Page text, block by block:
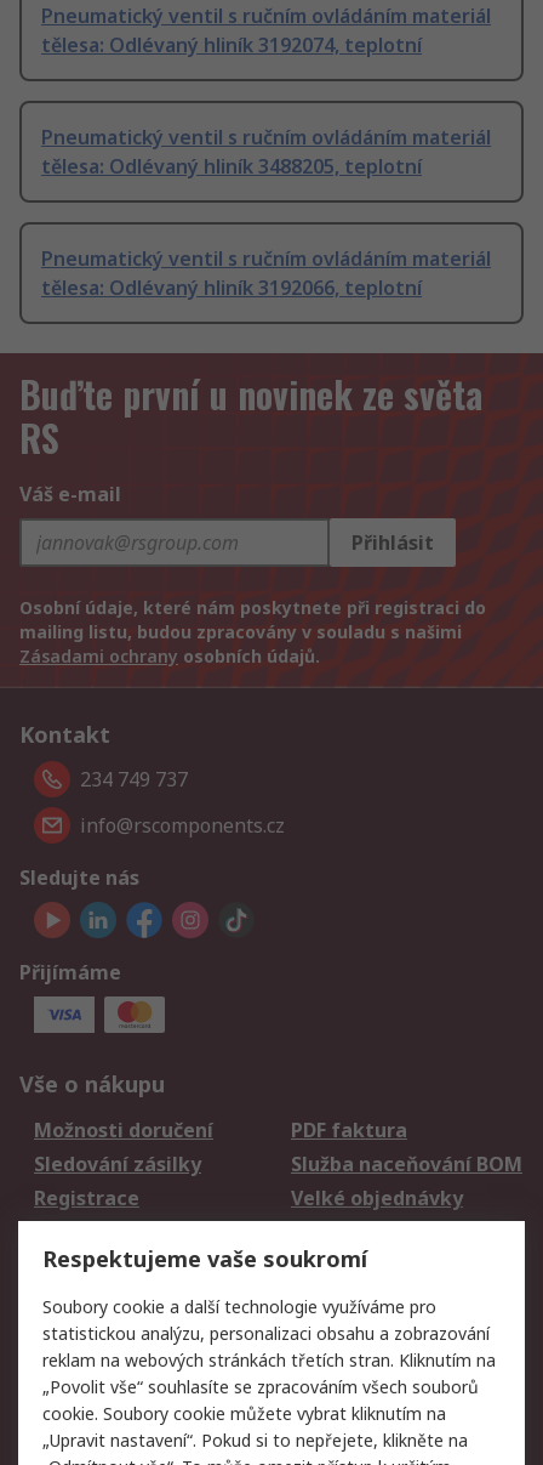
Pneumatický ventil s ručním ovládáním materiál
tělesa: Odlévaný hliník 3192074, teplotní
Pneumatický ventil s ručním ovládáním materiál
tělesa: Odlévaný hliník 3488205, teplotní
Pneumatický ventil s ručním ovládáním materiál
tělesa: Odlévaný hliník 3192066, teplotní
Buďte první u novinek ze světa
RS
Váš e-mail
Přihlásit
Osobní údaje, které nám poskytnete při registraci do
mailing listu, budou zpracovány v souladu s našimi
Zásadami ochrany osobních údajů.
Kontakt
234 749 737
info@rscomponents.cz
Sledujte nás
Přijímáme
Vše o nákupu
Možnosti doručení
PDF faktura
Sledování zásilky
Služba naceňování BOM
Registrace
Velké objednávky
Právní
Autorská práva
Obchodní podmínky
společnosti RS
Prohlášení o ochraně
údajů
Zabezpečení
elektronické pošty
Respektujeme vaše soukromí
Soubory cookie a další technologie využíváme pro
statistickou analýzu, personalizaci obsahu a zobrazování
reklam na webových stránkách třetích stran. Kliknutím na
„Povolit vše“ souhlasíte se zpracováním všech souborů
cookie. Soubory cookie můžete vybrat kliknutím na
„Upravit nastavení“. Pokud si to nepřejete, klikněte na